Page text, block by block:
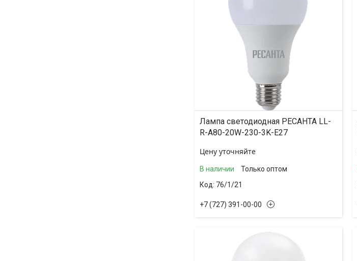
Лампа светодиодная РЕСАНТА LL-
R-A80-20W-230-3K-E27
Цену уточняйте
В наличии
Только оптом
76/1/21
+7 (727) 391-00-00